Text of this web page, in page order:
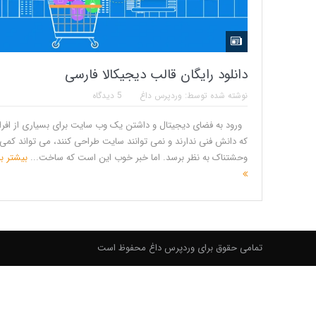
دانلود رایگان قالب دیجیکالا فارسی
نوشته شده توسط: وردپرس داغ 5 دیدگاه
ورود به فضای دیجیتال و داشتن یک وب سایت برای بسیاری از
که دانش فنی ندارند و نمی توانند سایت طراحی کنند، می تواند کمی
وحشتناک به نظر برسد. اما خبر خوب این است که ساخت...بیشتر
تمامی حقوق برای وردپرس داغ محفوظ است